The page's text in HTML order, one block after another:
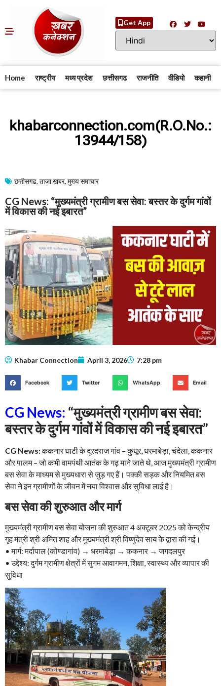
Get App
Home राष्ट्रीय मध्य प्रदेश छत्तीसगढ राजनीति वीडियो कहानी
khabarconnection.com(R.O.No.:
13944/158)
छत्तीसगढ, ताजा खबर, मुख्य समाचार​
CG News: “मुख्यमंत्री ग्रामीण बस सेवा: बस्तर के दुर्गम गांवों
में विकास की नई इबारत”
Khabar Connection April 3, 2026 7:28 pm
Facebook Twitter WhatsApp Email
CG News: “मुख्यमंत्री ग्रामीण बस सेवा:
बस्तर के दुर्गम गांवों में विकास की नई इबारत”
CG News:ककनार घाटी के दूरदराज गांव – कुधूर, धरमाबेड़ा, चंदेला, ककनार
और पालम – जो कभी वामपंथी आतंक के गढ़ माने जाते थे, आज मुख्यमंत्री ग्रामीण
बस सेवा के माध्यम से मुख्यधारा से जुड़ गए हैं। पक्की सड़क और नियमित बस
सेवा ने इन ग्रामीणों के जीवन में नया विश्वास और सुविधा लाई है।
बस सेवा की शुरुआत और मार्ग
मुख्यमंत्री ग्रामीण बस सेवा योजना की शुरुआत 4 अक्टूबर 2025 को केन्द्रीय
गृह मंत्री श्री अमित शाह और मुख्यमंत्री श्री विष्णुदेव साय के द्वारा की गई।
• मार्ग: मर्दापाल (कोण्डागांव) → धरमाबेड़ा → ककनार → जगदलपुर
• उद्देश्य: दुर्गम ग्रामीण क्षेत्रों में सुगम आवागमन, शिक्षा, स्वास्थ्य और व्यापार की
सुविधा